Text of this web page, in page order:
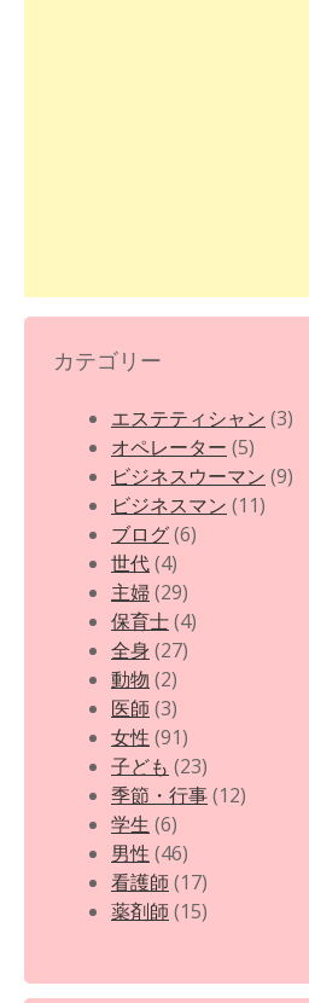
カテゴリー
エステティシャン (3)
オペレーター (5)
ビジネスウーマン (9)
ビジネスマン (11)
ブログ(6)
世代(4)
主婦(29)
保育士(4)
全身 (27)
動物 (2)
医師 (3)
女性 (91)
子ども (23)
季節・行事(12)
学生 (6)
男性 (46)
看護師 (17)
薬剤師 (15)